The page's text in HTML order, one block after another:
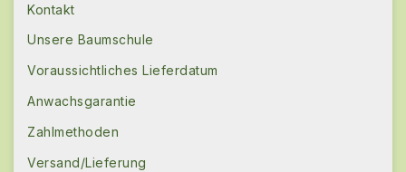
Kontakt
Unsere Baumschule
Voraussichtliches Lieferdatum
Anwachsgarantie
Zahlmethoden
Versand/Lieferung